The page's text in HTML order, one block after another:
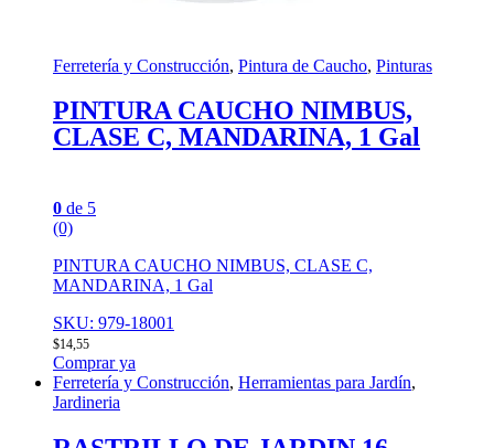
Ferretería y Construcción, Pintura de Caucho, Pinturas
PINTURA CAUCHO NIMBUS,
CLASE C, MANDARINA, 1 Gal
0 de 5
(0)
PINTURA CAUCHO NIMBUS, CLASE C,
MANDARINA, 1 Gal
SKU: 979-18001
$14,55
Comprar ya
Ferretería y Construcción, Herramientas para Jardín,
Jardineria